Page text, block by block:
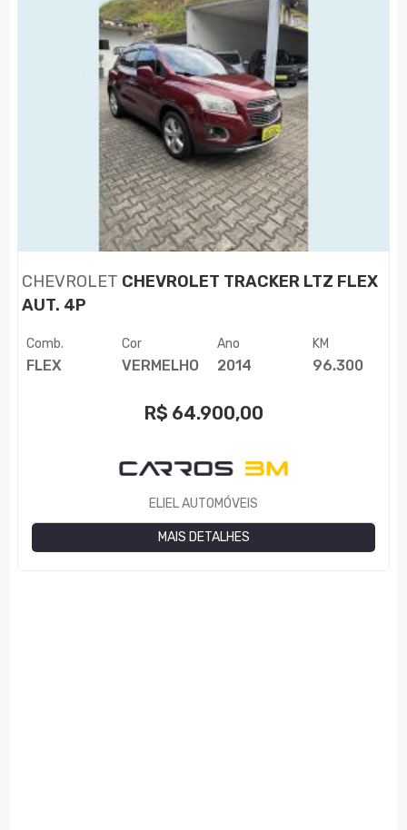
CHEVROLET CHEVROLET TRACKER LTZ FLEX
AUT. 4P
Comb.
FLEX
Cor
VERMELHO
Ano
2014
KM
96.300
R$ 64.900,00
ELIEL AUTOMÓVEIS
MAIS DETALHES